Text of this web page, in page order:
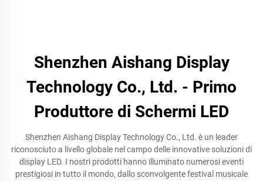
Shenzhen Aishang Display
Technology Co., Ltd. - Primo
Produttore di Schermi LED
Shenzhen Aishang Display Technology Co., Ltd. è un leader
riconosciuto a livello globale nel campo delle innovative soluzioni di
display LED. I nostri prodotti hanno illuminato numerosi eventi
prestigiosi in tutto il mondo, dallo sconvolgente festival musicale